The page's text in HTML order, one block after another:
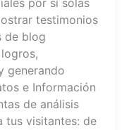
por sí solas
testimonios
de blog
generando
e Información
de análisis
tus visitantes: de